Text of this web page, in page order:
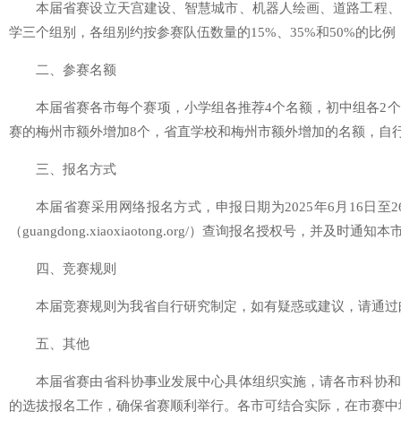
本届省赛设立天宫建设、智慧城市、机器人绘画、道路工程
学三个组别，各组别约按参赛队伍数量的15%、35%和50%的比
二、参赛名额
本届省赛各市每个赛项，小学组各推荐4个名额，初中组各2
赛的梅州市额外增加8个，省直学校和梅州市额外增加的名额，自
三、报名方式
本届省赛采用网络报名方式，申报日期为2025年6月16日
（guangdong.xiaoxiaotong.org/）查询报名授权号，并及时通知本
四、竞赛规则
本届竞赛规则为我省自行研究制定，如有疑惑或建议，请通
五、其他
本届省赛由省科协事业发展中心具体组织实施，请各市科协
的选拔报名工作，确保省赛顺利举行。各市可结合实际，在市赛